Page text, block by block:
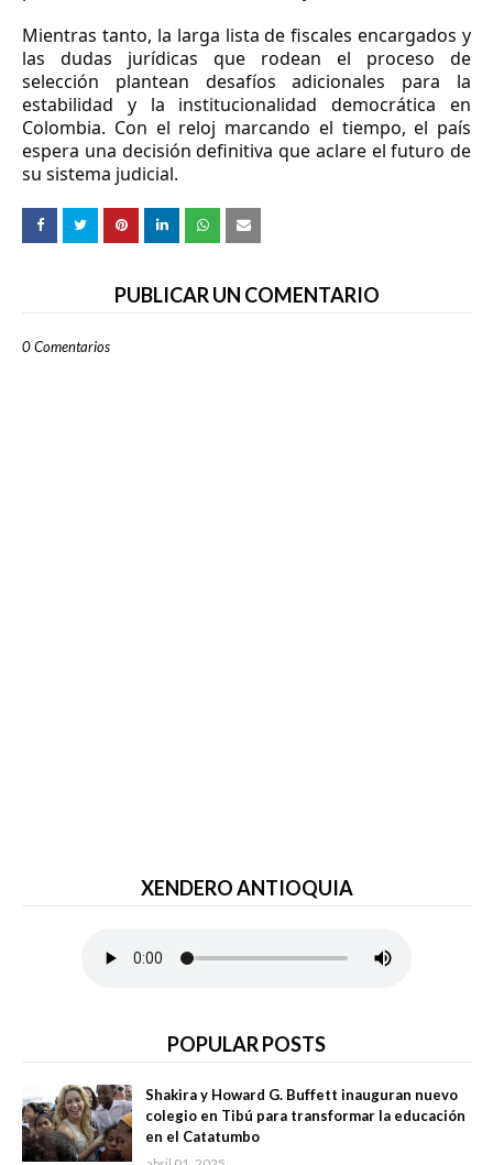
Mientras tanto, la larga lista de fiscales encargados y
las dudas jurídicas que rodean el proceso de
selección plantean desafíos adicionales para la
estabilidad y la institucionalidad democrática en
Colombia. Con el reloj marcando el tiempo, el país
espera una decisión definitiva que aclare el futuro de
su sistema judicial.
PUBLICAR UN COMENTARIO
0 Comentarios
XENDERO ANTIOQUIA
POPULAR POSTS
Shakira y Howard G. Buffett inauguran nuevo
colegio en Tibú para transformar la educación
en el Catatumbo